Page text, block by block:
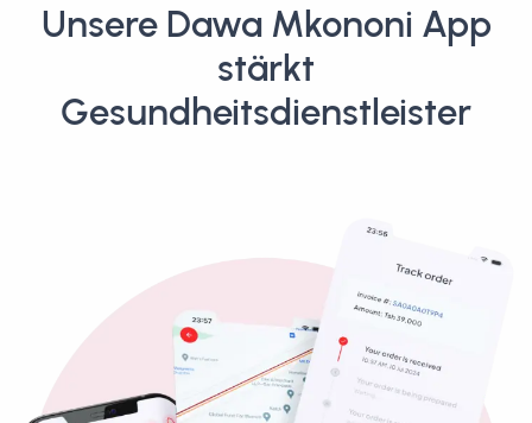
Unsere Dawa Mkononi App
stärkt
Gesundheitsdienstleister